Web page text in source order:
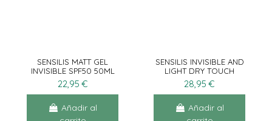
SENSILIS MATT GEL
INVISIBLE SPF50 50ML
22,95 €
Añadir al
SENSILIS INVISIBLE AND
LIGHT DRY TOUCH
SPF50 2X200ML
28,95 €
Añadir al